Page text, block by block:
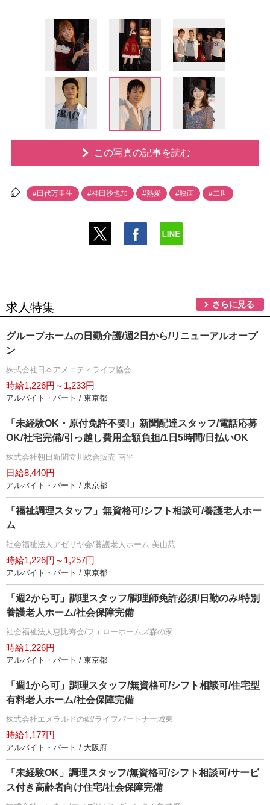
この写真の記事を読む
#田代万里生 #神田沙也加 #熱愛 #映画 #二世
求人特集 さらに見る
グループホームの日勤介護/週2日から/リニューアルオープ
ン
株式会社日本アメニティライフ協会
時給1,226円～1,233円
アルバイト・パート / 東京都
「未経験OK・原付免許不要!」新聞配達スタッフ/電話応募
OK/社宅完備/引っ越し費用全額負担/1日5時間/日払いOK
株式会社朝日新聞立川総合販売 南平
日給8,440円
アルバイト・パート / 東京都
「福祉調理スタッフ」無資格可/シフト相談可/養護老人ホー
ム
社会福祉法人アゼリヤ会/養護老人ホーム 美山苑
時給1,226円～1,257円
アルバイト・パート / 東京都
「週2から可」調理スタッフ/調理師免許必須/日勤のみ/特別
養護老人ホーム/社会保障完備
社会福祉法人恵比寿会/フェローホームズ森の家
時給1,226円
アルバイト・パート / 東京都
「週1から可」調理スタッフ/無資格可/シフト相談可/住宅型
有料老人ホーム/社会保障完備
株式会社エメラルドの郷/ライフパートナー城東
時給1,177円
アルバイト・パート / 大阪府
「未経験OK」調理スタッフ/無資格可/シフト相談可/サービ
ス付き高齢者向け住宅/社会保障完備